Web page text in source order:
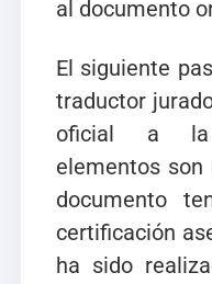
al documento
El siguiente
traductor
oficial a la
elementos son
documento
certificación
ha sido